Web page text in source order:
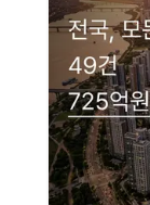
현재 네이버 지